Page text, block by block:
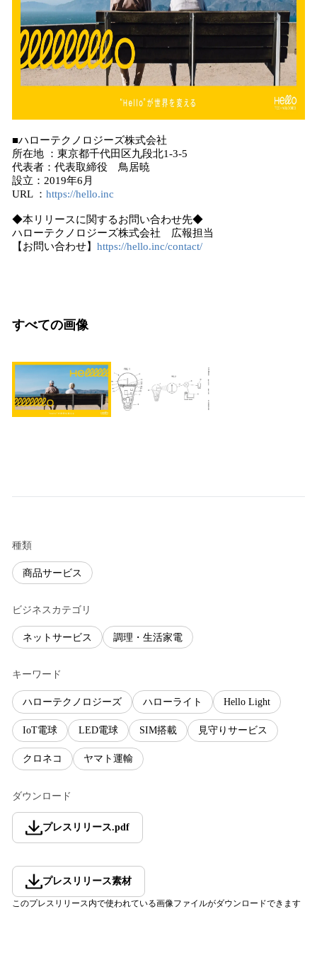
■ハローテクノロジーズ株式会社
所在地 ：東京都千代田区九段北1-3-5
代表者：代表取締役 鳥居暁
設立：2019年6月
URL ： https://hello.inc
◆本リリースに関するお問い合わせ先◆
ハローテクノロジーズ株式会社 広報担当
【お問い合わせ】 https://hello.inc/contact/
すべての画像
種類
商品サービス
ビジネスカテゴリ
ネットサービス 調理・生活家電
キーワード
ハローテクノロジーズ ハローライト Hello Light
IoT電球 LED電球 SIM搭載 見守りサービス
クロネコ ヤマト運輸
ダウンロード
プレスリリース.pdf
プレスリリース素材
このプレスリリース内で使われている画像ファイルがダウンロードできます